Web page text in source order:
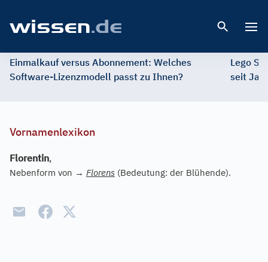
Einmalkauf versus Abonnement: Welches
Software-Lizenzmodell passt zu Ihnen?
Lego
seit
Vornamenlexikon
Florentin,
Nebenform von → Florens (Bedeutung: der Blühende).